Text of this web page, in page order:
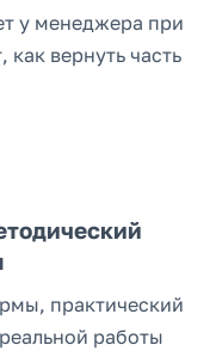
у менеджера при
вернуть часть
практический
работы